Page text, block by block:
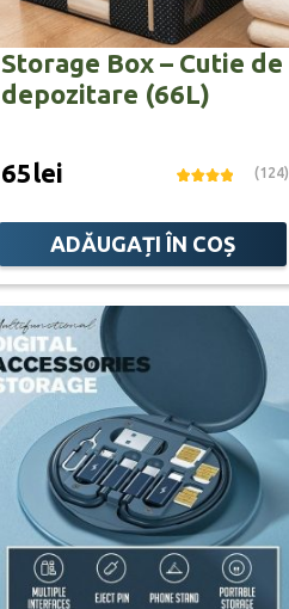
Storage Box – Cutie de
depozitare (66L)
65lei (124)
ADĂUGAȚI ÎN COȘ